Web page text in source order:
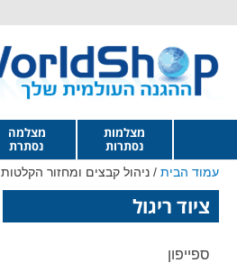
מצלמות
נסתרות
מצלמה
נסתרת
עמוד הבית / ניהול קבצים ומחזור הקלטות
ציוד ריגול
ספייפון